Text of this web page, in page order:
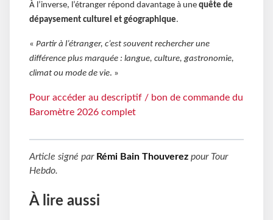
À l’inverse, l’étranger répond davantage à une quête de
dépaysement culturel et géographique.
« Partir à l’étranger, c’est souvent rechercher une
différence plus marquée : langue, culture, gastronomie,
climat ou mode de vie. »
Pour accéder au descriptif / bon de commande du
Baromètre 2026 complet
Article signé par Rémi Bain Thouverez pour Tour
Hebdo.
À lire aussi